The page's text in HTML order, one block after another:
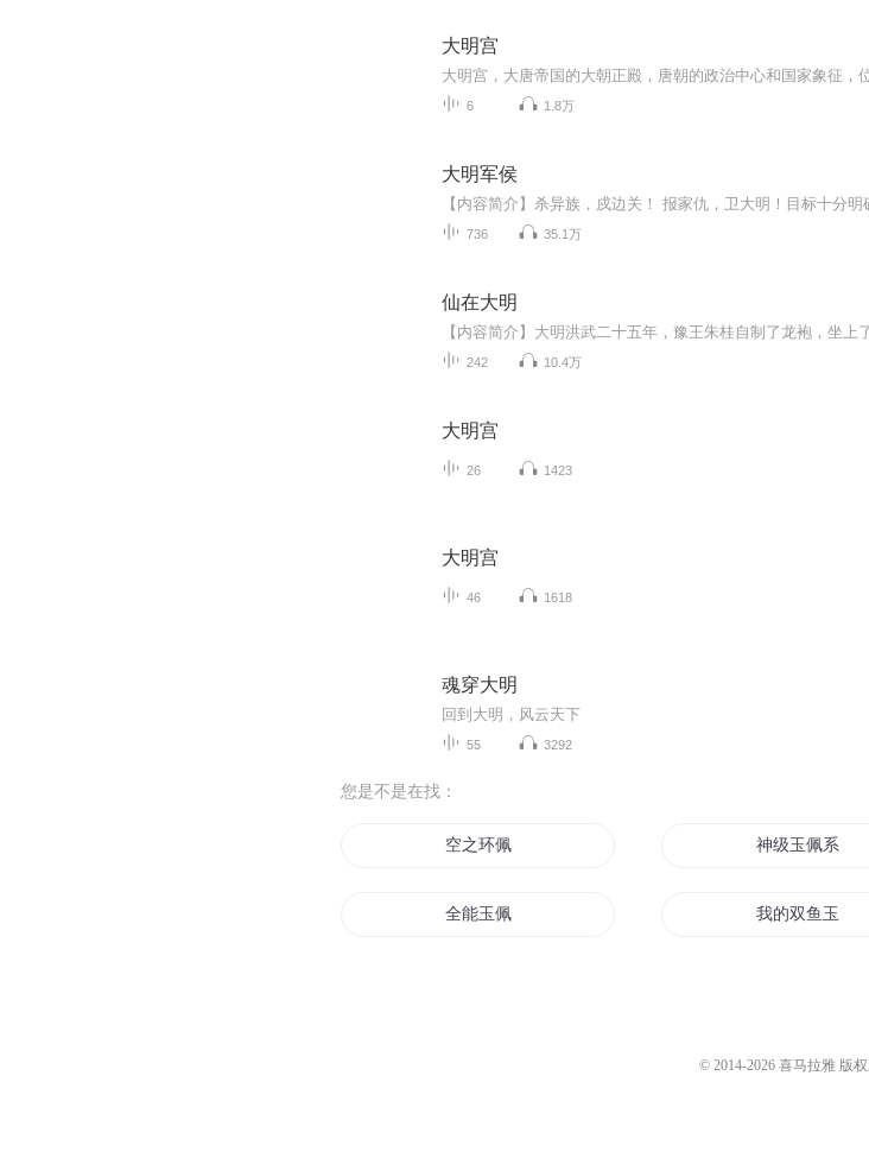
大明宫
6 1.8万
大明军侯
736 35.1万
仙在大明
242 10.4万
大明宫
26 1423
大明宫
46 1618
魂穿大明
回到大明，风云天下
55 3292
您是不是在找：
空之环佩 神级玉佩系统
全能玉佩 我的双鱼玉佩
© 2014-2026 喜马拉雅 版